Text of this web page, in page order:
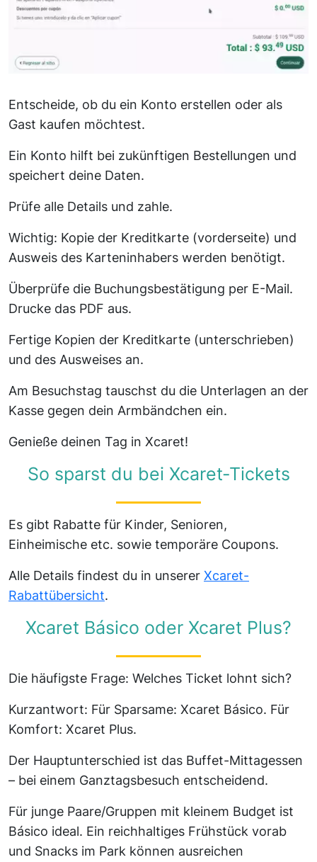
Entscheide, ob du ein Konto erstellen oder als
Gast kaufen möchtest.
Ein Konto hilft bei zukünftigen Bestellungen und
speichert deine Daten.
Prüfe alle Details und zahle.
Wichtig: Kopie der Kreditkarte (vorderseite) und
Ausweis des Karteninhabers werden benötigt.
Überprüfe die Buchungsbestätigung per E-Mail.
Drucke das PDF aus.
Fertige Kopien der Kreditkarte (unterschrieben)
und des Ausweises an.
Am Besuchstag tauschst du die Unterlagen an der
Kasse gegen dein Armbändchen ein.
Genieße deinen Tag in Xcaret!
So sparst du bei Xcaret-Tickets
Es gibt Rabatte für Kinder, Senioren,
Einheimische etc. sowie temporäre Coupons.
Alle Details findest du in unserer Xcaret-
Rabattübersicht.
Xcaret Básico oder Xcaret Plus?
Die häufigste Frage: Welches Ticket lohnt sich?
Kurzantwort: Für Sparsame: Xcaret Básico. Für
Komfort: Xcaret Plus.
Der Hauptunterschied ist das Buffet-Mittagessen
– bei einem Ganztagsbesuch entscheidend.
Für junge Paare/Gruppen mit kleinem Budget ist
Básico ideal. Ein reichhaltiges Frühstück vorab
und Snacks im Park können ausreichen